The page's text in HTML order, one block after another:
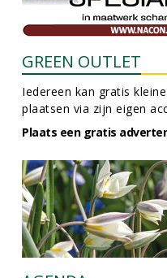
GREEN OUTLET
Iedereen kan gratis
plaatsen via zijn eigen
Plaats een gratis